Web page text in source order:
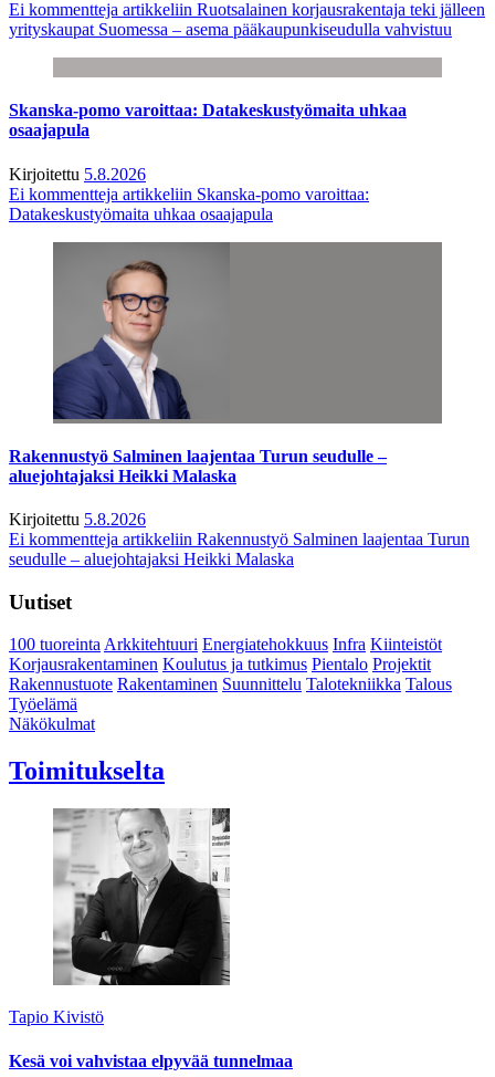
Ei kommentteja artikkeliin Ruotsalainen korjausrakentaja teki jälleen
yrityskaupat Suomessa – asema pääkaupunkiseudulla vahvistuu
Skanska-pomo varoittaa: Datakeskustyömaita uhkaa
osaajapula
Kirjoitettu 5.8.2026
Ei kommentteja artikkeliin Skanska-pomo varoittaa:
Datakeskustyömaita uhkaa osaajapula
Rakennustyö Salminen laajentaa Turun seudulle –
aluejohtajaksi Heikki Malaska
Kirjoitettu 5.8.2026
Ei kommentteja artikkeliin Rakennustyö Salminen laajentaa Turun
seudulle – aluejohtajaksi Heikki Malaska
Uutiset
100 tuoreintaArkkitehtuuri Energiatehokkuus Infra Kiinteistöt
Korjausrakentaminen Koulutus ja tutkimus Pientalo Projektit
Rakennustuote Rakentaminen Suunnittelu Talotekniikka Talous
Työelämä
Näkökulmat
Toimitukselta
Tapio Kivistö
Kesä voi vahvistaa elpyvää tunnelmaa